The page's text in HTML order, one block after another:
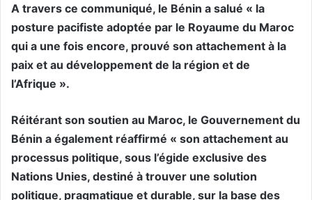
A travers ce communiqué, le Bénin a salué « la
posture pacifiste adoptée par le Royaume du Maroc
qui a une fois encore, prouvé son attachement à la
paix et au développement de la région et de
l’Afrique ».
Réitérant son soutien au Maroc, le Gouvernement du
Bénin a également réaffirmé « son attachement au
processus politique, sous l’égide exclusive des
Nations Unies, destiné à trouver une solution
politique, pragmatique et durable, sur la base des